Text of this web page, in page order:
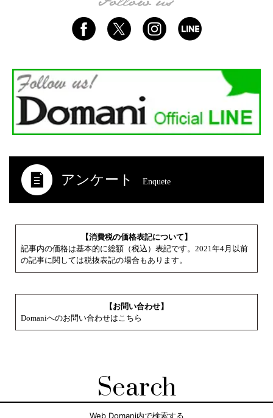
アンケート Enquete
【消費税の価格表記について】
記事内の価格は基本的に総額（税込）表記です。2021年4月以前
の記事に関しては税抜表記の場合もあります。
【お問い合わせ】
Domaniへのお問い合わせはこちら
Search
Web Domani内で検索する